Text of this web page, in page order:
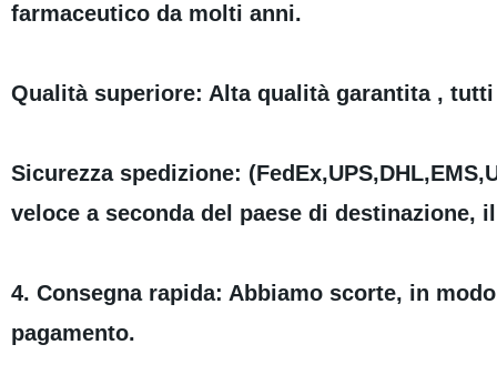
farmaceutico da molti anni.
Qualità superiore: Alta qualità garantita ,
Sicurezza spedizione:
veloce a seconda del paese di
4. Consegna rapida: Abbiamo scorte, in
pagamento.